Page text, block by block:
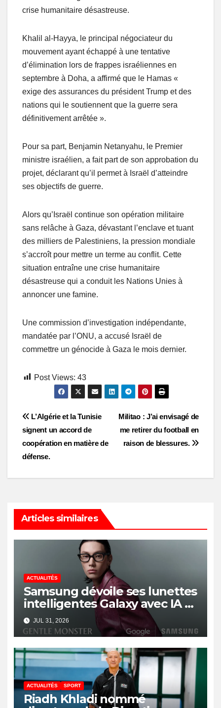
crise humanitaire désastreuse.
Khalil al-Hayya, le principal négociateur du
mouvement ayant échappé à une tentative
d’élimination lors de frappes israéliennes en
septembre à Doha, a affirmé que le Hamas «
exige des assurances du président Trump et des
nations qui le soutiennent que la guerre sera
définitivement arrêtée ».
Pour sa part, Benjamin Netanyahu, le Premier
ministre israélien, a fait part de son approbation du
projet, déclarant qu’il permet à Israël d’atteindre
ses objectifs de guerre.
Alors qu’Israël continue son opération militaire
sans relâche à Gaza, dévastant l’enclave et tuant
des milliers de Palestiniens, la pression mondiale
s’accroît pour mettre un terme au conflit. Cette
situation entraîne une crise humanitaire
désastreuse qui a conduit les Nations Unies à
annoncer une famine.
Une commission d’investigation indépendante,
mandatée par l’ONU, a accusé Israël de
commettre un génocide à Gaza le mois dernier.
Post Views: 43
Post
navigation
Militao : J’ai envisagé de
me retirer du football en
raison de blessures.
L’Algérie et la Tunisie
signent un accord de
coopération en matière de
défense.
Articles similaires
ACTUALITÉS
Samsung dévoile ses lunettes
intelligentes Galaxy avec IA et
Gemini
JUL 31, 2026
ACTUALITÉS SPORT
Riadh Khladi nommé